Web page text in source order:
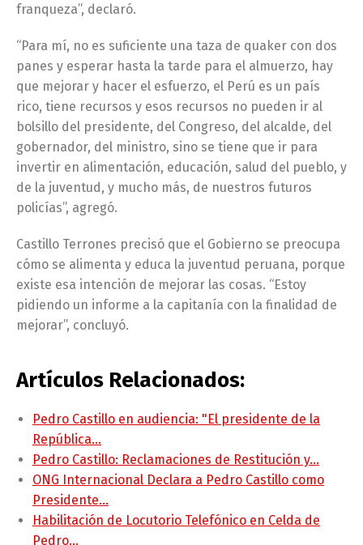
franqueza”, declaró.
“Para mí, no es suficiente una taza de quaker con dos
panes y esperar hasta la tarde para el almuerzo, hay
que mejorar y hacer el esfuerzo, el Perú es un país
rico, tiene recursos y esos recursos no pueden ir al
bolsillo del presidente, del Congreso, del alcalde, del
gobernador, del ministro, sino se tiene que ir para
invertir en alimentación, educación, salud del pueblo, y
de la juventud, y mucho más, de nuestros futuros
policías”, agregó.
Castillo Terrones precisó que el Gobierno se preocupa
cómo se alimenta y educa la juventud peruana, porque
existe esa intención de mejorar las cosas. “Estoy
pidiendo un informe a la capitanía con la finalidad de
mejorar”, concluyó.
Artículos Relacionados:
Pedro Castillo en audiencia: "El presidente de la
República…
Pedro Castillo: Reclamaciones de Restitución y…
ONG Internacional Declara a Pedro Castillo como
Presidente…
Habilitación de Locutorio Telefónico en Celda de
Pedro…